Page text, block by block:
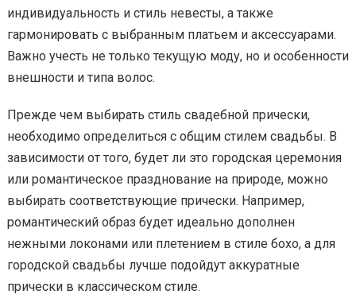
индивидуальность и стиль невесты, а также
гармонировать с выбранным платьем и аксессуарами.
Важно учесть не только текущую моду, но и особенности
внешности и типа волос.
Прежде чем выбирать стиль свадебной прически,
необходимо определиться с общим стилем свадьбы. В
зависимости от того, будет ли это городская церемония
или романтическое празднование на природе, можно
выбирать соответствующие прически. Например,
романтический образ будет идеально дополнен
нежными локонами или плетением в стиле бохо, а для
городской свадьбы лучше подойдут аккуратные
прически в классическом стиле.